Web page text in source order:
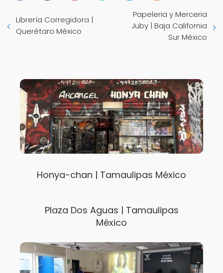
Librería Corregidora |
Querétaro México
Papeleria y Merceria
Juby | Baja California
Sur México
Honya-chan | Tamaulipas México
Plaza Dos Aguas | Tamaulipas
México